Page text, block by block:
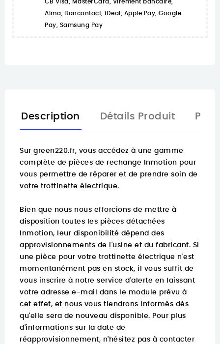
CB Visa, MasterCard, Virement bancaire,
Alma, Bancontact, iDeal, Apple Pay, Google
Pay, Samsung Pay
Description Détails Produit
Sur green220.fr, vous accédez à une gamme
complète de pièces de rechange Inmotion pour
vous permettre de réparer et de prendre soin de
votre trottinette électrique.
Bien que nous nous efforcions de mettre à
disposition toutes les pièces détachées
Inmotion, leur disponibilité dépend des
approvisionnements de l'usine et du fabricant. Si
une pièce pour votre trottinette électrique n'est
momentanément pas en stock, il vous suffit de
vous inscrire à notre service d'alerte en laissant
votre adresse e-mail dans le module prévu à
cet effet, et nous vous tiendrons informés dès
qu'elle sera de nouveau disponible. Pour plus
d'informations sur la date de
réapprovisionnement, n'hésitez pas à contacter